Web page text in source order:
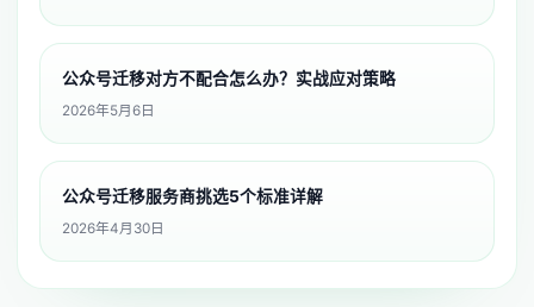
公众号迁移对方不配合怎么办？实战应对策略
2026年5月6日
公众号迁移服务商挑选5个标准详解
2026年4月30日